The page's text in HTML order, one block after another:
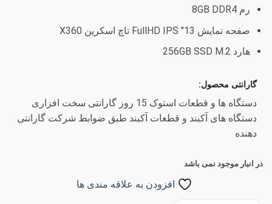
رم 8GB DDR4
صفحه نمایش 13″ FullHD IPS تاچ اسکرین X360
هارد 256GB SSD M.2
گارانتی محصول:
دستگاه ها و قطعات استوک 15 روز گارانتی سخت افزاری
دستگاه های آکبند و قطعات آکبند طبق ضوابط شرکت گارانتی
دهنده
در انبار موجود نمی باشد
افزودن به علاقه مندی ها